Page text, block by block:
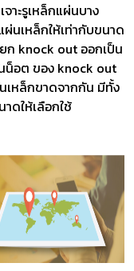
จาะรูเหล็กแผ่นบาง
นเหล็กให้เท่ากับขนาด
ก knock out ออกเป็น
น็อต ของ knock out
หล็กขาดจากกัน มีทั้ง
ดให้เลือกใช้